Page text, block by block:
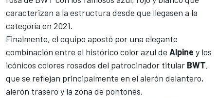
caracterizan a la estructura desde que llegasen a la
categoría en 2021.
Finalmente, el equipo apostó por una elegante
combinación entre el histórico color azul de Alpine y los
icónicos colores rosados ​​del patrocinador titular BWT,
que se reflejan principalmente en el alerón delantero,
alerón trasero y la zona de pontones.